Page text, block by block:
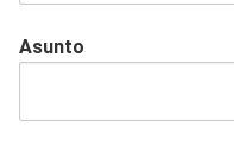
Asunto